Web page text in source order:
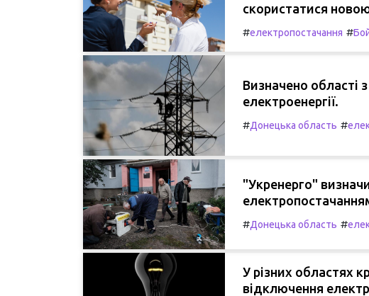
скористатися
#електропостачання #
Визначено області
електроенергії.
#Донецька область #
"Укренерго"
#Донецька область #
У різних областях
відключення